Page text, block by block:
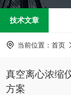
技术文章
当前位置： 首页
真空离心浓缩
方案